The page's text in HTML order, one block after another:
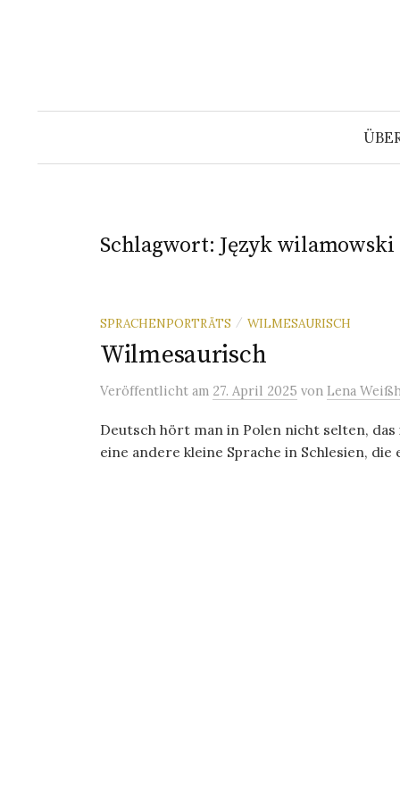
Schlagwort: Język wilamowski
SPRACHENPORTRÄTS / WILMESAURISCH
Wilmesaurisch
Veröffentlicht am 27. April 2025 von Lena
Deutsch hört man in Polen nicht selten,
eine andere kleine Sprache in Schlesien,